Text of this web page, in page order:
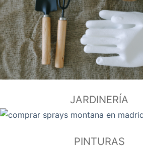
JARDINERÍA
PINTURAS